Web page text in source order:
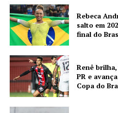
Rebeca
salto em
final do
Renê
PR e
Copa do